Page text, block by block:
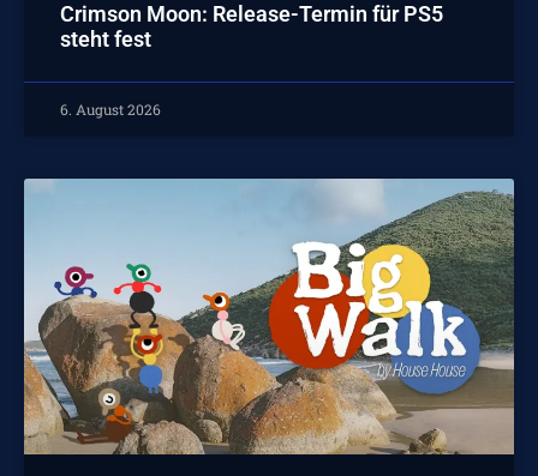
Crimson Moon: Release-Termin für PS5
steht fest
6. August 2026